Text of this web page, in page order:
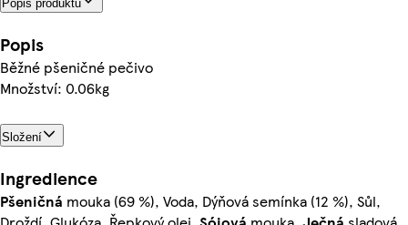
Popis produktu
Popis
Běžné pšeničné pečivo
Množství: 0.06kg
Složení
Ingredience
Pšeničná mouka (69 %), Voda, Dýňová semínka (12 %), Sůl,